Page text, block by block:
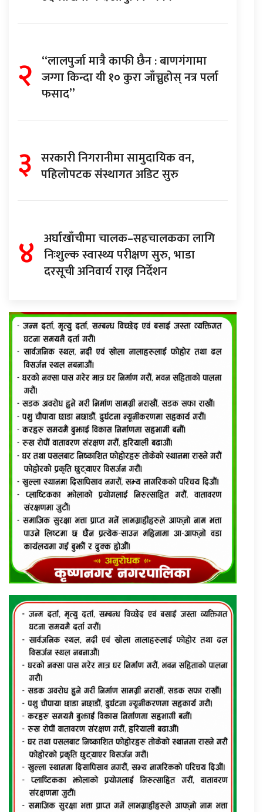
२ “लालपुर्जा मात्रै काफी छैन : बाणगंगामा
जग्गा किन्दा यी १० कुरा जाँच्नुहोस् नत्र पर्ला
फसाद”
३ सरकारी निगरानीमा सामुदायिक वन,
पहिलोपटक संस्थागत अडिट सुरु
४ अर्घाखाँचीमा चालक–सहचालकका लागि
निःशुल्क स्वास्थ्य परीक्षण सुरु, भाडा
दरसूची अनिवार्य राख्न निर्देशन